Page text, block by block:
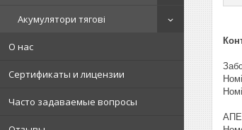
Акумулятори тягові
О нас
Сертификаты и лицензии
Часто задаваемые вопросы